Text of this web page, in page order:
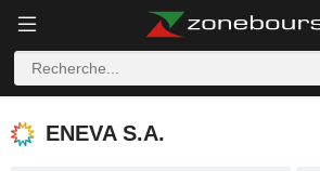
ENEVA S.A.
ENEVA S.A.